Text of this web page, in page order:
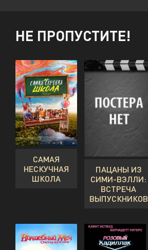
НЕ ПРОПУСТИТЕ!
САМАЯ
НЕСКУЧНАЯ
ШКОЛА
ПАЦАНЫ ИЗ
СИМИ-ВЭЛЛИ:
ВСТРЕЧА
ВЫПУСКНИКОВ